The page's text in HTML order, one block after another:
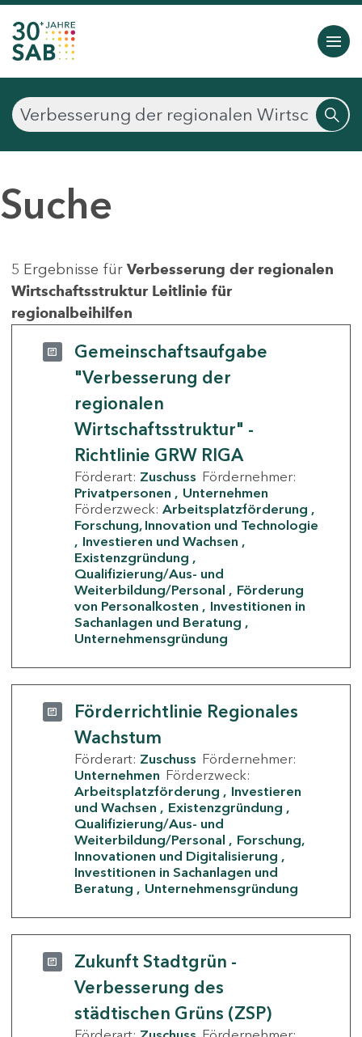
Suche
5 Ergebnisse für Verbesserung der regionalen
Wirtschaftsstruktur Leitlinie für
regionalbeihilfen
Gemeinschaftsaufgabe
"Verbesserung der
regionalen
Wirtschaftsstruktur" -
Richtlinie GRW RIGA
Förderart: Zuschuss Fördernehmer:
Privatpersonen
Unternehmen
Förderzweck: Arbeitsplatzförderung
Forschung, Innovation und Technologie
Investieren und Wachsen
Existenzgründung
Qualifizierung/Aus- und
Weiterbildung/Personal
Förderung
von Personalkosten
Investitionen in
Sachanlagen und Beratung
Unternehmensgründung
Förderrichtlinie Regionales
Wachstum
Förderart: Zuschuss Fördernehmer:
Unternehmen Förderzweck:
Arbeitsplatzförderung
Investieren
und Wachsen
Existenzgründung
Qualifizierung/Aus- und
Weiterbildung/Personal
Forschung,
Innovationen und Digitalisierung
Investitionen in Sachanlagen und
Beratung
Unternehmensgründung
Zukunft Stadtgrün -
Verbesserung des
städtischen Grüns (ZSP)